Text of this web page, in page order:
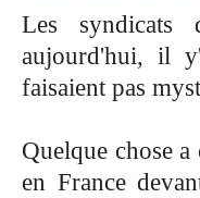
Les syndicats
aujourd'hui, il
faisaient pas
Quelque chose
en France